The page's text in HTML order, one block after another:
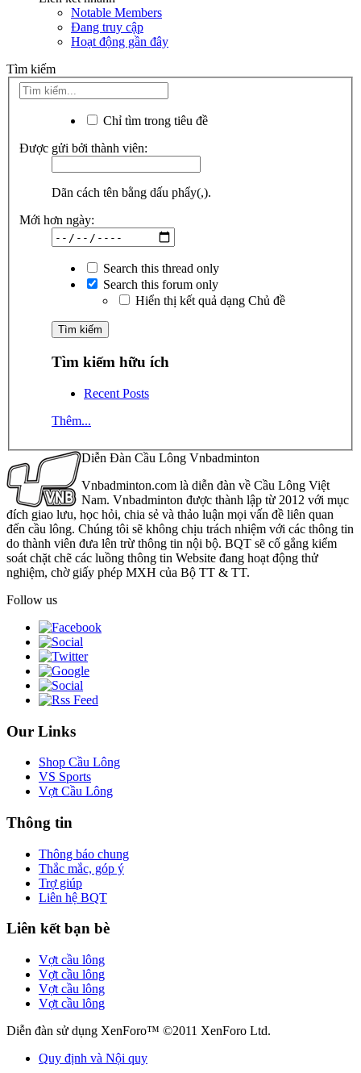
Notable Members
Đang truy cập
Hoạt động gần đây
Tìm kiếm
Chỉ tìm trong tiêu đề
Được gửi bởi thành viên:
Dãn cách tên bằng dấu phẩy(,).
Mới hơn ngày:
Search this thread only
Search this forum only
Hiển thị kết quả dạng Chủ đề
Tìm kiếm hữu ích
Recent Posts
Thêm...
Diễn Đàn Cầu Lông Vnbadminton
Vnbadminton.com là diễn đàn về Cầu Lông Việt
Nam. Vnbadminton được thành lập từ 2012 với mục
đích giao lưu, học hỏi, chia sẻ và thảo luận mọi vấn đề liên quan
đến cầu lông. Chúng tôi sẽ không chịu trách nhiệm với các thông tin
do thành viên đưa lên trừ thông tin nội bộ. BQT sẽ cố gắng kiểm
soát chặt chẽ các luồng thông tin Website đang hoạt động thử
nghiệm, chờ giấy phép MXH của Bộ TT & TT.
Follow us
Our Links
Shop Cầu Lông
VS Sports
Vợt Cầu Lông
Thông tin
Thông báo chung
Thắc mắc, góp ý
Trợ giúp
Liên hệ BQT
Liên kết bạn bè
Vợt cầu lông
Vợt cầu lông
Vợt cầu lông
Vợt cầu lông
Diễn đàn sử dụng XenForo™ ©2011 XenForo Ltd.
Quy định và Nội quy